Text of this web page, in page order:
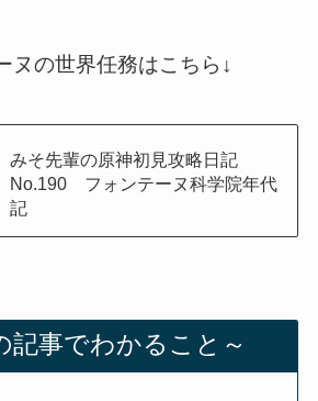
ヌの世界任務はこちら↓
みそ先輩の原神初見攻略日記
No.190 フォンテーヌ科学院年代
記
記事でわかること～